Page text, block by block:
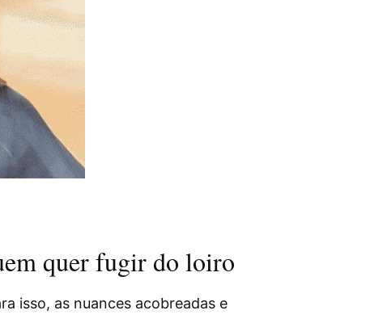
quer fugir do loiro
isso, as nuances acobreadas e